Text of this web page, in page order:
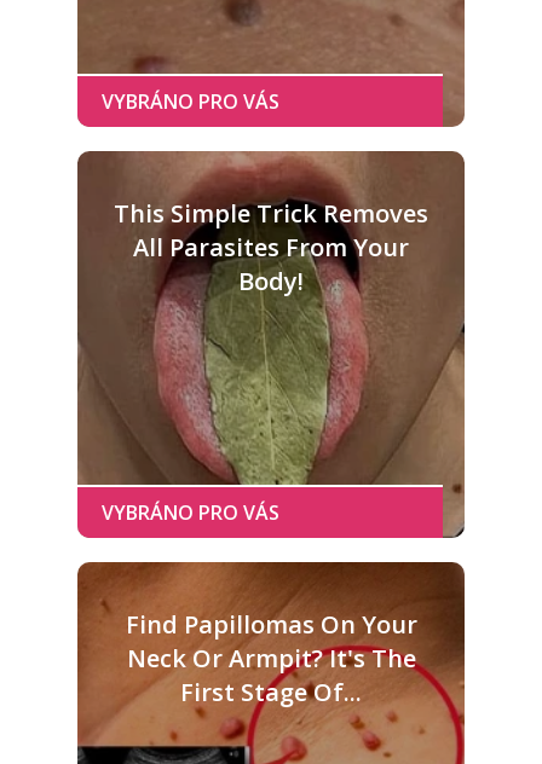
This Simple Trick Removes
All Parasites From Your
Body!
Find Papillomas On Your
Neck Or Armpit? It's The
First Stage Of...